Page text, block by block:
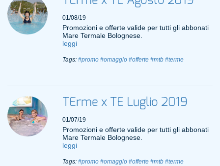
01/08/19
Promozioni e offerte valide per tutti gli abbonati
Mare Termale Bolognese.
leggi
Tags: #promo #omaggio #offerte #mtb #terme
TErme x TE Luglio 2019
01/07/19
Promozioni e offerte valide per tutti gli abbonati
Mare Termale Bolognese.
leggi
Tags: #promo #omaggio #offerte #mtb #terme